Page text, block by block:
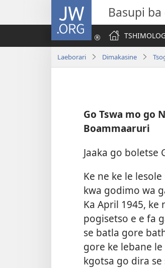
JW.ORG Basupi ba
Laeborari Dimakasine
Go Tswa mo go
Boammaaruri
Jaaka go
Ke ne ke le
kwa godimo wa
Ka April 1945,
pogisetso e e fa
se batla gore
gore ke lebane
kgotsa go dira